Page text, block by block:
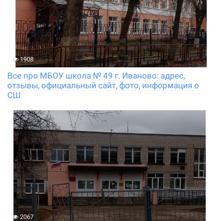
1908
Все про МБОУ школа № 49 г. Иваново: адрес,
отзывы, официальный сайт, фото, информация о
СШ
2067